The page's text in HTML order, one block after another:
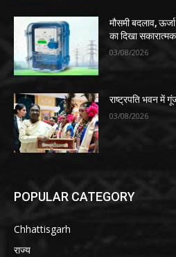
मौसमी बदलाव,
का दिखा
03/08/2026
राष्ट्रपति भवन में
03/08/2026
POPULAR CATEGORY
Chhattisgarh
राज्य